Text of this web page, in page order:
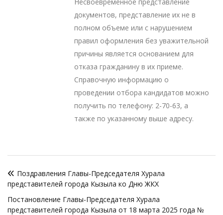
документов, представление их не в
полном объеме или с нарушением
правил оформления без уважительной
причины является основанием для
отказа гражданину в их приеме.
Справочную информацию о
проведении отбора кандидатов можно
получить по телефону: 2-70-63, а
также по указанному выше адресу.
по
записям
Поздравления Главы-Председателя Хурала
представителей города Кызыла ко Дню ЖКХ
Постановление Главы-Председателя Хурала
представителей города Кызыла от 18 марта 2025 года №